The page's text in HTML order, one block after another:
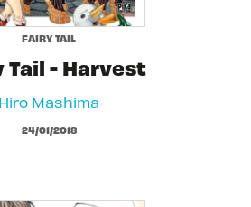
FAIRY TAIL
Tail - Harvest
Hiro Mashima
24/01/2018